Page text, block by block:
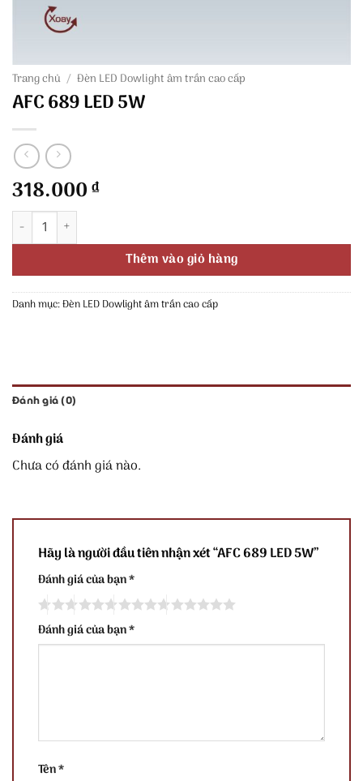
Trang chủ / Đèn LED Dowlight âm trần cao cấp
AFC 689 LED 5W
318.000 ₫
AFC 689 LED 5W số lượng
Thêm vào giỏ hàng
Danh mục:Đèn LED Dowlight âm trần cao cấp
Đánh giá (0)
Đánh giá
Chưa có đánh giá nào.
Hãy là người đầu tiên nhận xét “AFC 689 LED 5W”
Đánh giá của bạn*
Đánh giá của bạn*
Tên*